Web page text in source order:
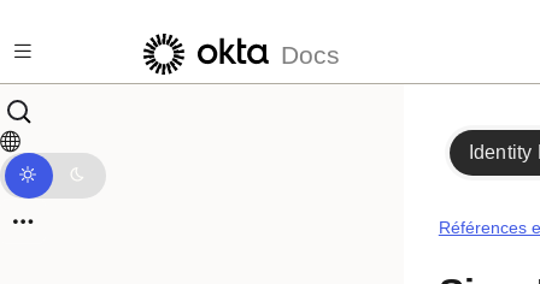
Docs
Identity
Références